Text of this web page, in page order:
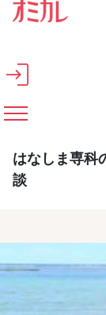
メインコンテンツへ
はなしま専科
談